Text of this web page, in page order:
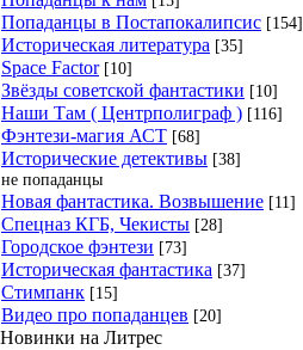
Попаданцы в Постапокалипсис [154]
Историческая литература [35]
Space Factor [10]
Звёзды советской фантастики [10]
Наши Там ( Центрполиграф ) [116]
Фэнтези-магия АСТ [68]
Исторические детективы [38]
не попаданцы
Новая фантастика. Возвышение [11]
Спецназ КГБ, Чекисты [28]
Городское фэнтези [73]
Историческая фантастика [37]
Стимпанк [15]
Видео про попаданцев [20]
Новинки на Литрес